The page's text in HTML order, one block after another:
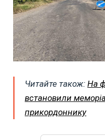
Читайте також: На
встановили
прикордоннику